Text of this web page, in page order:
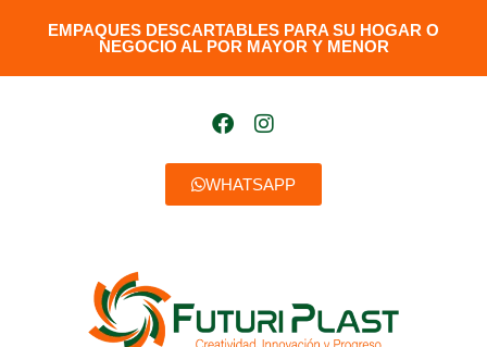
EMPAQUES DESCARTABLES PARA SU HOGAR O
NEGOCIO AL POR MAYOR Y MENOR​
WHATSAPP